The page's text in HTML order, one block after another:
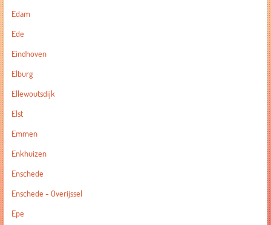
Edam
Ede
Eindhoven
Elburg
Ellewoutsdijk
Elst
Emmen
Enkhuizen
Enschede
Enschede - Overijssel
Epe